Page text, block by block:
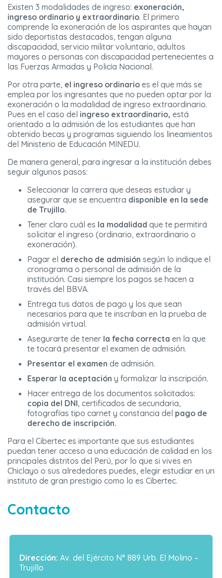
Existen 3 modalidades de ingreso: exoneración,
ingreso ordinario y extraordinario. El primero
comprende la exoneración de los aspirantes que hayan
sido deportistas destacados, tengan alguna
discapacidad, servicio militar voluntario, adultos
mayores o personas con discapacidad pertenecientes a
las Fuerzas Armadas y Policía Nacional.
Por otra parte, el ingreso ordinario es el que más se
emplea por los ingresantes que no pueden optar por la
exoneración o la modalidad de ingreso extraordinario.
Pues en el caso del ingreso extraordinario, está
orientado a la admisión de los estudiantes que han
obtenido becas y programas siguiendo los lineamientos
del Ministerio de Educación MINEDU.
De manera general, para ingresar a la institución debes
seguir algunos pasos:
Seleccionar la carrera que deseas estudiar y
asegurar que se encuentra disponible en la sede
de Trujillo.
Tener claro cuál es la modalidad que te permitirá
solicitar el ingreso (ordinario, extraordinario o
exoneración).
Pagar el derecho de admisión según lo indique el
cronograma o personal de admisión de la
institución. Casi siempre los pagos se hacen a
través del BBVA.
Entrega tus datos de pago y los que sean
necesarios para que te inscriban en la prueba de
admisión virtual.
Asegurarte de tener la fecha correcta en la que
te tocará presentar el examen de admisión.
Presentar el examen de admisión.
Esperar la aceptación y formalizar la inscripción.
Hacer entrega de los documentos solicitados:
copia del DNI, certificados de secundaria,
fotografías tipo carnet y constancia del pago de
derecho de inscripción.
Para el Cibertec es importante que sus estudiantes
puedan tener acceso a una educación de calidad en los
principales distritos del Perú, por lo que si vives en
Chiclayo o sus alrededores puedes, elegir estudiar en un
instituto de gran prestigio como lo es Cibertec.
Contacto
Dirección: Av. del Ejército N° 889 Urb. El Molino –
Trujillo